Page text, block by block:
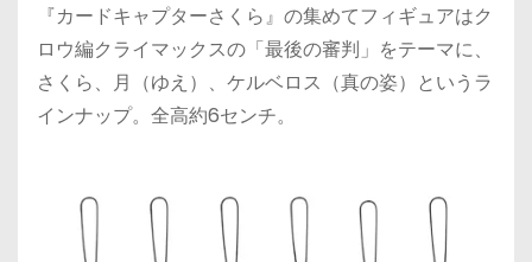
『カードキャプターさくら』の集めてフィギュアはク
ロウ編クライマックスの「最後の審判」をテーマに、
さくら、月（ゆえ）、ケルベロス（真の姿）というラ
インナップ。全高約6センチ。